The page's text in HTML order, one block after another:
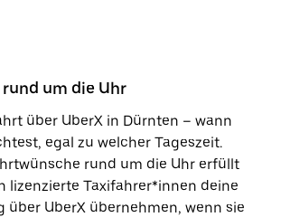
um die Uhr
über UberX in Dürnten – wann
egal zu welcher Tageszeit.
rund um die Uhr erfüllt
lizenzierte Taxifahrer*innen deine
über UberX übernehmen, wenn sie